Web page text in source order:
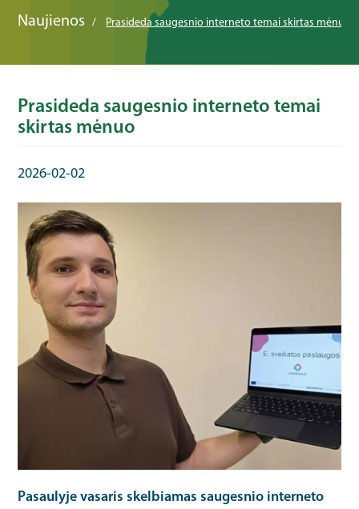
Naujienos Prasideda saugesnio interneto temai skirtas mėnuo
Prasideda saugesnio interneto temai
skirtas mėnuo
2026-02-02
Pasaulyje vasaris skelbiamas saugesnio interneto